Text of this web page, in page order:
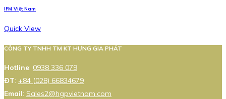
IFM Việt Nam
Quick View
CÔNG TY TNHH TM KT HƯNG GIA PHÁT
Hotline: 0938 336 079
ĐT: +84 (028) 66834679
Email: Sales2@hgpvietnam.com